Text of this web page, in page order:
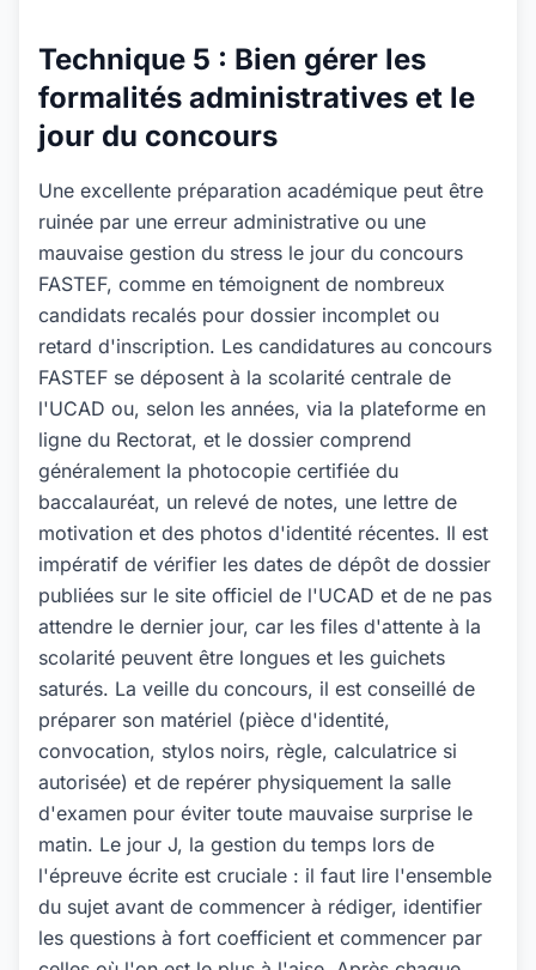
Technique 5 : Bien gérer les
formalités administratives et le
jour du concours
Une excellente préparation académique peut être
ruinée par une erreur administrative ou une
mauvaise gestion du stress le jour du concours
FASTEF, comme en témoignent de nombreux
candidats recalés pour dossier incomplet ou
retard d'inscription. Les candidatures au concours
FASTEF se déposent à la scolarité centrale de
l'UCAD ou, selon les années, via la plateforme en
ligne du Rectorat, et le dossier comprend
généralement la photocopie certifiée du
baccalauréat, un relevé de notes, une lettre de
motivation et des photos d'identité récentes. Il est
impératif de vérifier les dates de dépôt de dossier
publiées sur le site officiel de l'UCAD et de ne pas
attendre le dernier jour, car les files d'attente à la
scolarité peuvent être longues et les guichets
saturés. La veille du concours, il est conseillé de
préparer son matériel (pièce d'identité,
convocation, stylos noirs, règle, calculatrice si
autorisée) et de repérer physiquement la salle
d'examen pour éviter toute mauvaise surprise le
matin. Le jour J, la gestion du temps lors de
l'épreuve écrite est cruciale : il faut lire l'ensemble
du sujet avant de commencer à rédiger, identifier
les questions à fort coefficient et commencer par